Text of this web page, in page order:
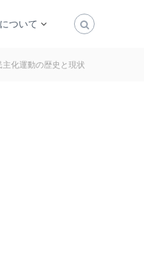
ついて
化運動の歴史と現状